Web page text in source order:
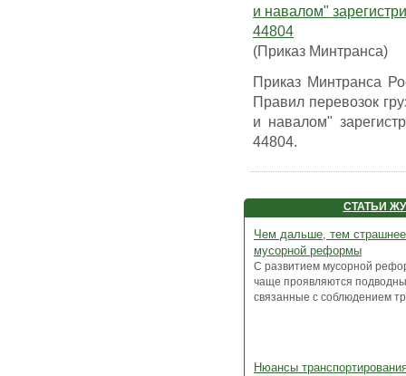
и навалом"
44804
(Приказ Минтранса)
Приказ Минтранса
Правил перевозок
и навалом"
44804.
СТАТЬИ
Чем дальше, тем
мусорной реформы
С развитием мусорной
чаще проявляются
связанные с соблюдением
Нюансы